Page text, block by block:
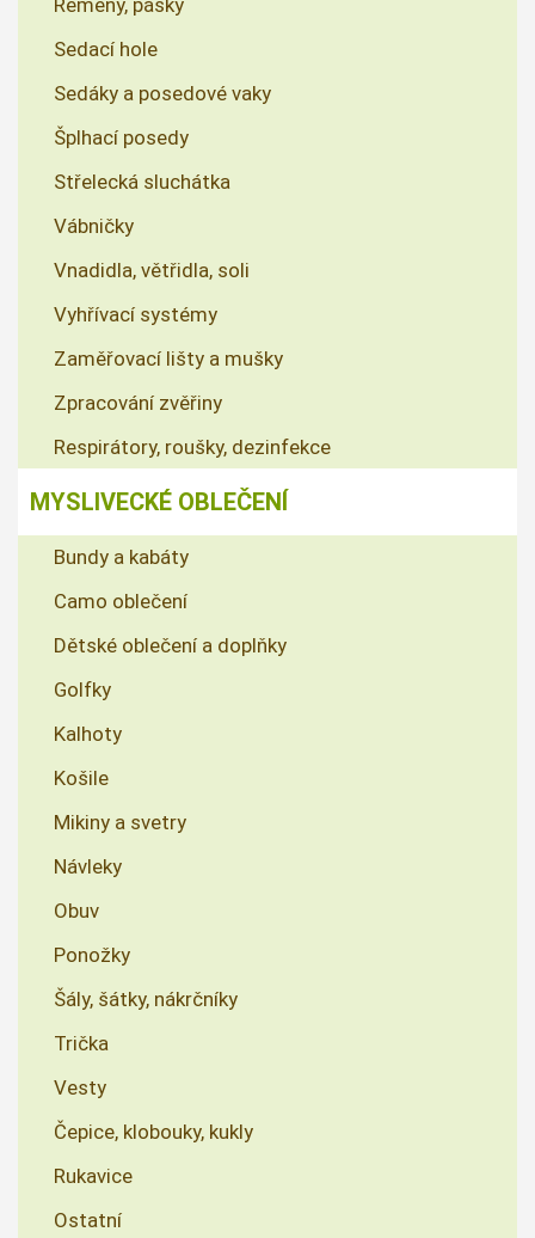
Řemeny, pásky
Sedací hole
Sedáky a posedové vaky
Šplhací posedy
Střelecká sluchátka
Vábničky
Vnadidla, větřidla, soli
Vyhřívací systémy
Zaměřovací lišty a mušky
Zpracování zvěřiny
Respirátory, roušky, dezinfekce
MYSLIVECKÉ OBLEČENÍ
Bundy a kabáty
Camo oblečení
Dětské oblečení a doplňky
Golfky
Kalhoty
Košile
Mikiny a svetry
Návleky
Obuv
Ponožky
Šály, šátky, nákrčníky
Trička
Vesty
Čepice, klobouky, kukly
Rukavice
Ostatní